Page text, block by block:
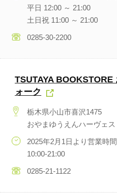
平日 12:00 ～ 21:00
土日祝 11:00 ～ 21:00
0285-30-2200
TSUTAYA
ォーク
栃木県小山市喜沢1475
おやまゆうえんハーヴェ
2025年2月1日より営業時
10:00-21:00
0285-21-1122